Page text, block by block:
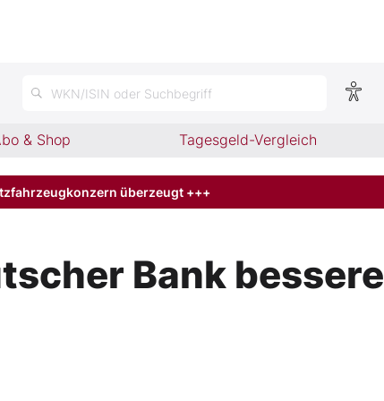
WKN/ISIN oder Suchbegriff
& Shop Tagesgeld-Vergleich
überzeugt +++
Bank bessere